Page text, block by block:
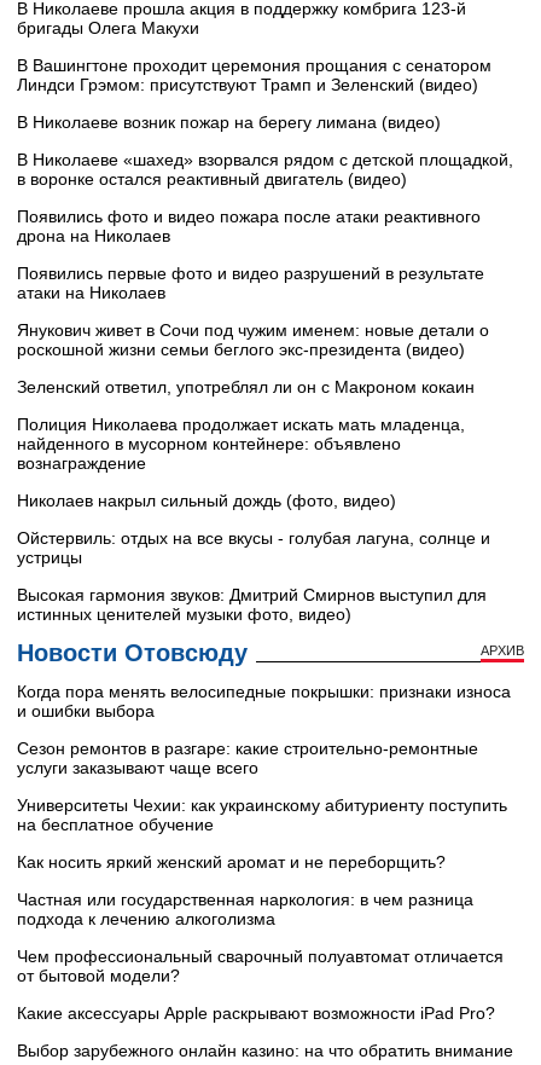
В Николаеве прошла акция в поддержку комбрига 123-й
бригады Олега Макухи
В Вашингтоне проходит церемония прощания с сенатором
Линдси Грэмом: присутствуют Трамп и Зеленский (видео)
В Николаеве возник пожар на берегу лимана (видео)
В Николаеве «шахед» взорвался рядом с детской площадкой,
в воронке остался реактивный двигатель (видео)
Появились фото и видео пожара после атаки реактивного
дрона на Николаев
Появились первые фото и видео разрушений в результате
атаки на Николаев
Янукович живет в Сочи под чужим именем: новые детали о
роскошной жизни семьи беглого экс-президента (видео)
Зеленский ответил, употреблял ли он с Макроном кокаин
Полиция Николаева продолжает искать мать младенца,
найденного в мусорном контейнере: объявлено
вознаграждение
Николаев накрыл сильный дождь (фото, видео)
Ойстервиль: отдых на все вкусы - голубая лагуна, солнце и
устрицы
Высокая гармония звуков: Дмитрий Смирнов выступил для
истинных ценителей музыки фото, видео)
Новости Отовсюду АРХИВ
Когда пора менять велосипедные покрышки: признаки износа
и ошибки выбора
Сезон ремонтов в разгаре: какие строительно-ремонтные
услуги заказывают чаще всего
Университеты Чехии: как украинскому абитуриенту поступить
на бесплатное обучение
Как носить яркий женский аромат и не переборщить?
Частная или государственная наркология: в чем разница
подхода к лечению алкоголизма
Чем профессиональный сварочный полуавтомат отличается
от бытовой модели?
Какие аксессуары Apple раскрывают возможности iPad Pro?
Выбор зарубежного онлайн казино: на что обратить внимание